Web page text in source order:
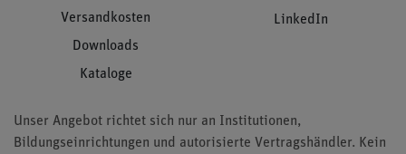
Versandkosten
Downloads
Kataloge
LinkedIn
Unser Angebot richtet sich nur an Institutionen,
Bildungseinrichtungen und autorisierte Vertragshändler. Kein